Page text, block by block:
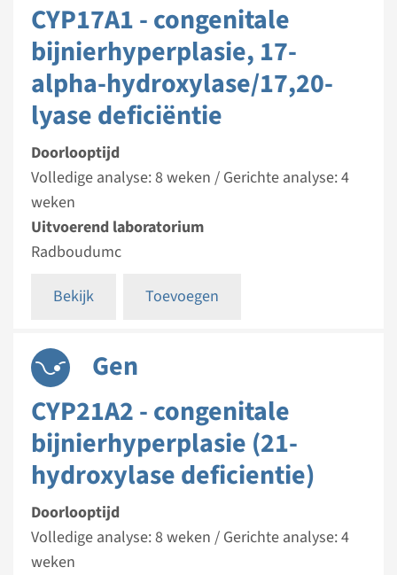
CYP17A1 - congenitale
bijnierhyperplasie, 17-
alpha-hydroxylase/17,20-
lyase deficiëntie
Doorlooptijd
Volledige analyse: 8 weken / Gerichte analyse: 4
weken
Uitvoerend laboratorium
Radboudumc
Bekijk
Toevoegen
Gen
CYP21A2 - congenitale
bijnierhyperplasie (21-
hydroxylase deficientie)
Doorlooptijd
Volledige analyse: 8 weken / Gerichte analyse: 4
weken